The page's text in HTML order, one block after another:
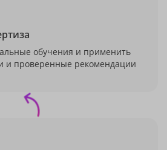
обучения и применить
и проверенные рекомендации